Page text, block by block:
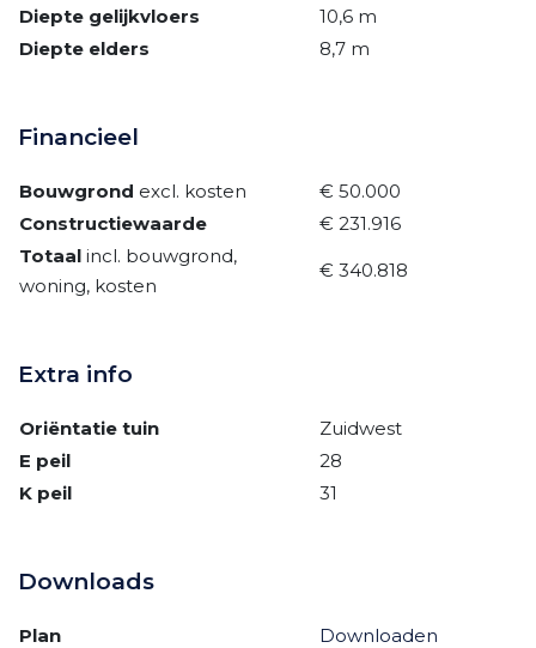
Diepte gelijkvloers
10,6 m
Diepte elders
8,7 m
Financieel
Bouwgrond excl. kosten
€ 50.000
Constructiewaarde
€ 231.916
Totaal incl. bouwgrond,
woning, kosten
€ 340.818
Extra info
Oriëntatie tuin
Zuidwest
E peil
28
K peil
31
Downloads
Plan
Downloaden